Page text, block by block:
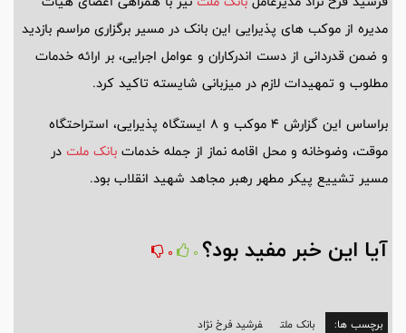
مدیره از موکب های پذیرایی این بانک در مسیر برگزاری مراسم بازدید
و ضمن قدردانی از دست اندرکاران و عوامل اجرایی، بر ارائه خدمات
مطلوب و تمهیدات لازم در میزبانی شایسته تاکید کرد.
براساس این گزارش 4 موکب و 8 ایستگاه پذیرایی، استراحتگاه
موقت، وضوخانه و محل اقامه نماز از جمله خدمات بانک ملت در
مسیر تشییع پیکر مطهر رهبر مجاهد شهید انقلاب بود.
آیا این خبر مفید بود؟ 0
0
برچسب ها: بانک ملت فرشید فرخ نژاد